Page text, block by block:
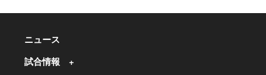
ニュース
試合情報